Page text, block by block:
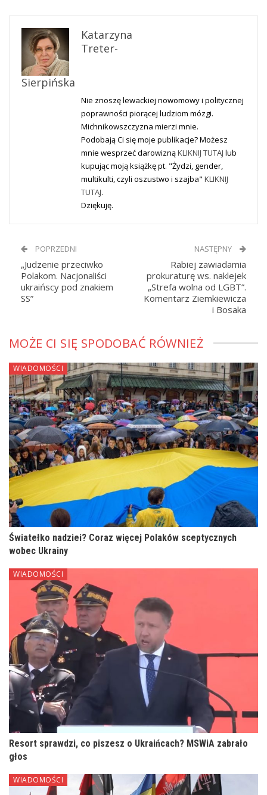
Katarzyna
Treter-
Sierpińska
Nie znoszę lewackiej nowomowy i politycznej
poprawności piorącej ludziom mózgi.
Michnikowszczyzna mierzi mnie.
Podobają Ci się moje publikacje? Możesz
mnie wesprzeć darowiznąKLIKNIJ TUTAJ lub
kupując moją książkę pt. "Żydzi, gender,
multikulti, czyli oszustwo i szajba" KLIKNIJ
TUTAJ.
Dziękuję.
POPRZEDNI
„Judzenie przeciwko
Polakom. Nacjonaliści
ukraińscy pod znakiem
SS”
NASTĘPNY
Rabiej zawiadamia
prokuraturę ws. naklejek
„Strefa wolna od LGBT”.
Komentarz Ziemkiewicza
i Bosaka
MOŻE CI SIĘ SPODOBAĆ RÓWNIEŻ
WIADOMOŚCI
Światełko nadziei? Coraz więcej Polaków sceptycznych
wobec Ukrainy
WIADOMOŚCI
Resort sprawdzi, co piszesz o Ukraińcach? MSWiA zabrało
głos
WIADOMOŚCI